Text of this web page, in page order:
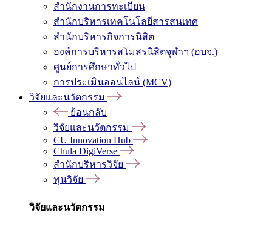
สำนักงานการทะเบียน
สำนักบริหารเทคโนโลยีสารสนเทศ
สำนักบริหารกิจการนิสิต
องค์การบริหารสโมสรนิสิตจุฬาฯ (อบจ.)
ศูนย์การศึกษาทั่วไป
การประเมินออนไลน์ (MCV)
วิจัยและนวัตกรรม
ย้อนกลับ
วิจัยและนวัตกรรม
CU Innovation Hub
Chula DigiVerse
สำนักบริหารวิจัย
ทุนวิจัย
วิจัยและนวัตกรรม